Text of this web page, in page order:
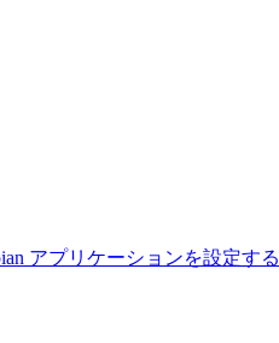
アプリケーションを設定する